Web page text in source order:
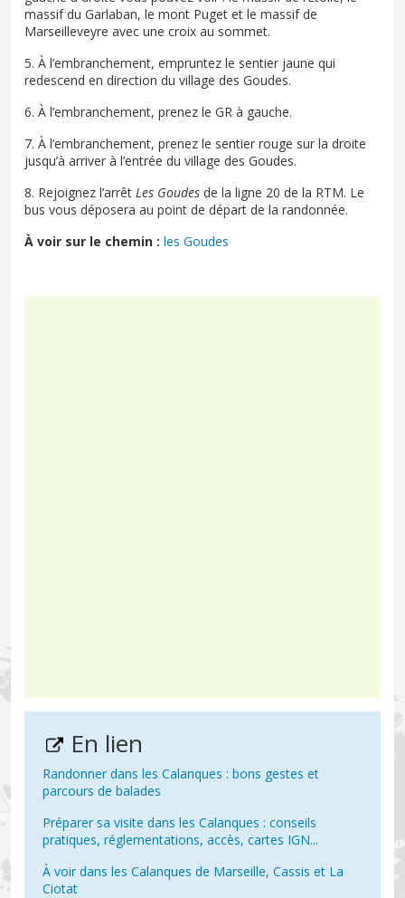
massif du Garlaban, le mont Puget et le massif de
Marseilleveyre avec une croix au sommet.
5. À l’embranchement, empruntez le sentier jaune qui
redescend en direction du village des Goudes.
6. À l’embranchement, prenez le GR à gauche.
7. À l’embranchement, prenez le sentier rouge sur la droite
jusqu’à arriver à l’entrée du village des Goudes.
8. Rejoignez l’arrêt Les Goudes de la ligne 20 de la RTM. Le
bus vous déposera au point de départ de la randonnée.
À voir sur le chemin : les Goudes
En lien
Randonner dans les Calanques : bons gestes et
parcours de balades
Préparer sa visite dans les Calanques : conseils
pratiques, réglementations, accès, cartes IGN...
À voir dans les Calanques de Marseille, Cassis et La
Ciotat